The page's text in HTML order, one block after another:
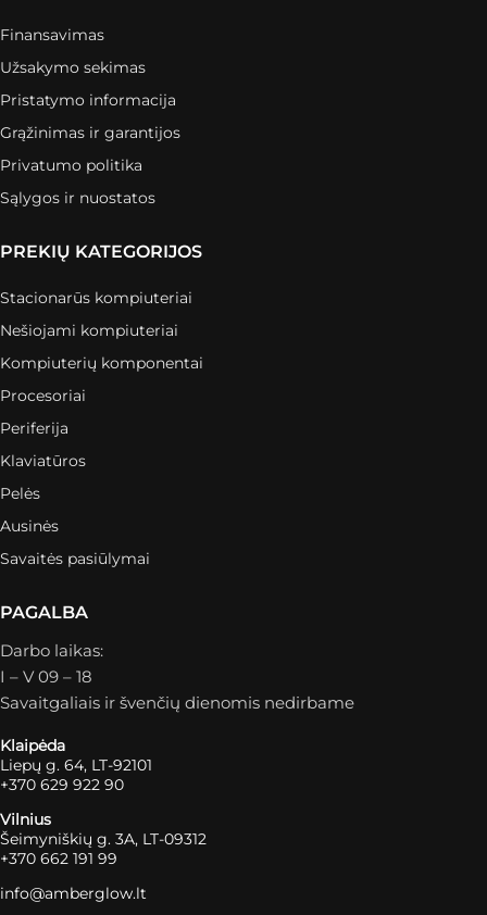
Finansavimas
Užsakymo sekimas
Pristatymo informacija
Grąžinimas ir garantijos
Privatumo politika
Sąlygos ir nuostatos
PREKIŲ KATEGORIJOS
Stacionarūs kompiuteriai
Nešiojami kompiuteriai
Kompiuterių komponentai
Procesoriai
Periferija
Klaviatūros
Pelės
Ausinės
Savaitės pasiūlymai
PAGALBA
Darbo laikas:
I – V 09 – 18
Savaitgaliais ir švenčių dienomis nedirbame
Klaipėda
Liepų g. 64, LT-92101
+370 629 922 90
Vilnius
Šeimyniškių g. 3A, LT-09312
+370 662 191 99
info@amberglow.lt